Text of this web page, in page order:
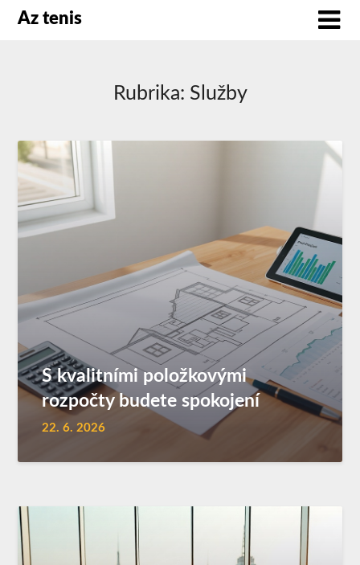
Az tenis
Rubrika: Služby
S kvalitními položkovými
rozpočty budete spokojení
22. 6. 2026